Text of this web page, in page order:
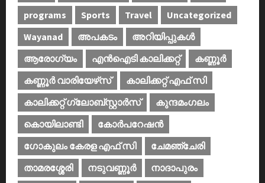
programs
Sports Travel
Uncategorized
Wayanad
അപകടം
അറിയിപ്പുകള്‍
ആരോഗ്യം
എൻഐടി കാലിക്കറ്റ്
കണ്ണൂര്‍
കണ്ണൂര്‍ വാരിയേഴ്‌സ്
കാലിക്കറ്റ് എഫ് സി
കാലിക്കറ്റ് ഗ്ലോബ്സ്റ്റാർസ്
കുന്ദമംഗലം
കൊയിലാണ്ടി
കോര്‍പറേഷന്‍
ഗോകുലം കേരള എഫ് സി
ചേമഞ്ചേരി
താമരശ്ശേരി
നടുവണ്ണൂര്‍
നാദാപുരം